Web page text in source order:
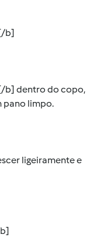
b]
b] dentro do copo,
pano limpo.
ligeiramente e